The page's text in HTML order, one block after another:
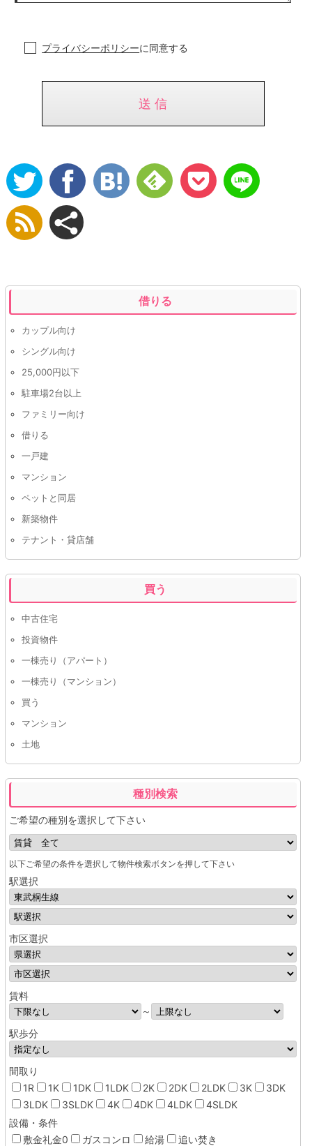
プライバシーポリシーに同意する
借りる
カップル向け
シングル向け
25,000円以下
駐車場2台以上
ファミリー向け
借りる
一戸建
マンション
ペットと同居
新築物件
テナント・貸店舗
買う
中古住宅
投資物件
一棟売り（アパート）
一棟売り（マンション）
買う
マンション
土地
種別検索
ご希望の種別を選択して下さい
以下ご希望の条件を選択して物件検索ボタンを押して下さい
駅選択
市区選択
賃料
～
駅歩分
間取り
1R
1K 1DK 1LDK 2K 2DK 2LDK 3K
3DK
3LDK
3SLDK 4K 4DK 4LDK
4SLDK
設備・条件
敷金礼金0
ガスコンロ 給湯
追い焚き